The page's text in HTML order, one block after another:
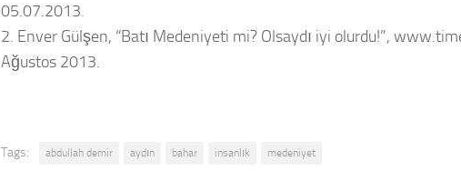
05.07.2013.
2. Enver Gülşen, “Batı Medeniyeti mi? Olsaydı iyi olurdu!”,
Ağustos 2013.
Tags: abdullah demir aydın bahar insanlık medeniyet